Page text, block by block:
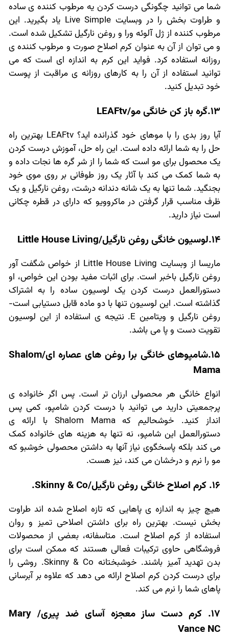
شما می توانید چگونگی درست کردن یه مرطوب کننده ی ساده
و طراوت بخش را در وبسایت Live Simple یاد بگیرید. این
مرطوب کننده از ژل آلوئه ورا و روغن نارگیل تشکیل شده است.
و می توان از آن به عنوان کرم اصلاح صورت و مرطوب کننده ی
روزانه استفاده کرد. فواید این کرم به اندازه ای است که می
توانید استفاده از آن را به کارهای روزانه ی مراقبت از پوست
خود تبدیل کنید.
13.گره باز کن خانگی مو/LEAFtv
آیا روز بدی را با موهای خود گذرانده اید؟ LEAFtv بهترین راه
حل را به شما ارائه داده است. این راه حل، آموزش درست کردن
یک محصول برای مو است که شما را از شر گره ها نجات داده و
به شما کمک می کند با آثار یک روز طوفانی بر روی موی خود
بجنگید. شما تنها به یک شانه دندانه درشت، روغن نارگیل و یک
ظرف مناسب قرار گرفتن در ماکروویو که دارای در قطره چکانی
است نیاز دارید.
14.لوسیون خانگی روغن نارگیل/Little House Living
ماریسا از وبسایت Little House Living از خواص شگفت آور
روغن نارگیل باخبر است. برای اثبات مفید بودن این خواص، او
دستورالعمل درست کردن یک لوسیون ساده را به اشتراک
گذاشته است. این لوسیون تنها با دو ماده قابل دستیابی است-
روغن نارگیل و ویتامین E. نتیجه ی استفاده از این لوسیون
تقویت دست و پا می باشد.
15.شامپوهای خانگی برا روغن های عصاره ای/Shalom
Mama
انواع خانگی هر محصولی ارزان تر است. پس اگر خانواده ی
پرجمعیتی دارید می توانید با درست کردن شامپو، کمی پس
انداز کنید. خوشحالیم که Shalom Mama با ارائه ی
دستورالعمل این شامپو، نه تنها به هزینه های خانواده کمک
می کند بلکه پاسخگوی نیاز آنها به داشتن محصولی خوشبو که
مو را نرم و درخشان می کند، نیز هست.
16. کرم اصلاح خانگی روغن نارگیل/Skinny & Co.
هیچ چیز به اندازه ی پاهایی که تازه اصلاح شده اند طراوت
بخش نیست. بهترین راه برای داشتن اصلاحی تمیز و روان
استفاده از کرم اصلاح است. متاسفانه، بعضی از محصولات
فروشگاهی حاوی ترکیبات فعالی هستند که ممکن است برای
بدن تهدید آمیز باشند. خوشبختانه Skinny & Co. روشی را
برای درست کردن کرم اصلاح ارائه می دهد که علاوه بر آبرسانی
پاهای شما را نرم می کند.
17. کرم دست ساز معجزه آسای ضد پیری/ Mary
Vance NC